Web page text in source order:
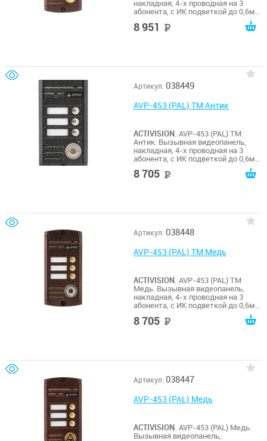
накладная, 4-х проводная на 3
абонента, с ИК подветкой до 0,6м,
обзора 75 (гор.) 55 (верт.). Рабочий
8 951
Артикул: 038449
AVP-453 (PAL) TM Антик
ACTIVISION. AVP-453 (PAL) TM
Антик. Вызывная видеопанель,
накладная, 4-х проводная на 3
абонента, с ИК подветкой до 0,6м,
обзора 75 (гор.) 55 (верт.). Рабочий
8 705
Артикул: 038448
AVP-453 (PAL) TM Медь
ACTIVISION. AVP-453 (PAL) TM
Медь. Вызывная видеопанель,
накладная, 4-х проводная на 3
абонента, с ИК подветкой до 0,6м,
обзора 75 (гор.) 55 (верт.). Рабочий
8 705
Артикул: 038447
AVP-453 (PAL) Медь
ACTIVISION. AVP-453 (PAL) Медь.
Вызывная видеопанель,